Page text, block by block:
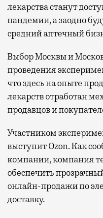
лекарства станут
пандемии, а заодно
средний аптечный
Выбор Москвы и
проведения
что здесь на опыте
лекарств отработан
продавцов и
Участником
выступит Ozon. Как
компании, компания
обеспечить
онлайн-продажи по
доставку.